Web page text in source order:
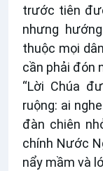
trước tiên
nhưng
thuộc mọi
cần phải đón
“Lời Chúa
ruộng: ai
đàn chiên
chính Nước
nẩy mầm và